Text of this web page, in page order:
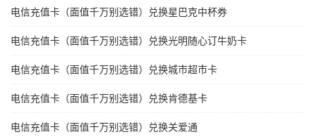
电信充值卡（面值千万别选错）兑换星巴克中杯券
电信充值卡（面值千万别选错）兑换光明随心订牛奶卡
电信充值卡（面值千万别选错）兑换城市超市卡
电信充值卡（面值千万别选错）兑换肯德基卡
电信充值卡（面值千万别选错）兑换关爱通